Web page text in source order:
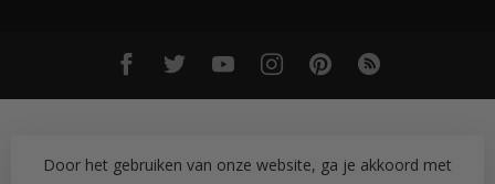
Door het gebruiken van onze website, ga je akkoord met